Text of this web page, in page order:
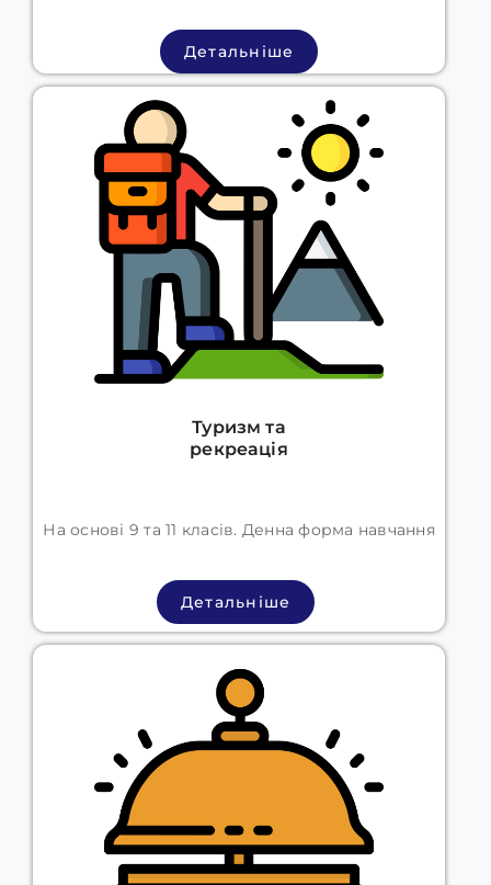
Детальніше
Туризм та
рекреація
На основі 9 та 11 класів. Денна форма навчання
Детальніше